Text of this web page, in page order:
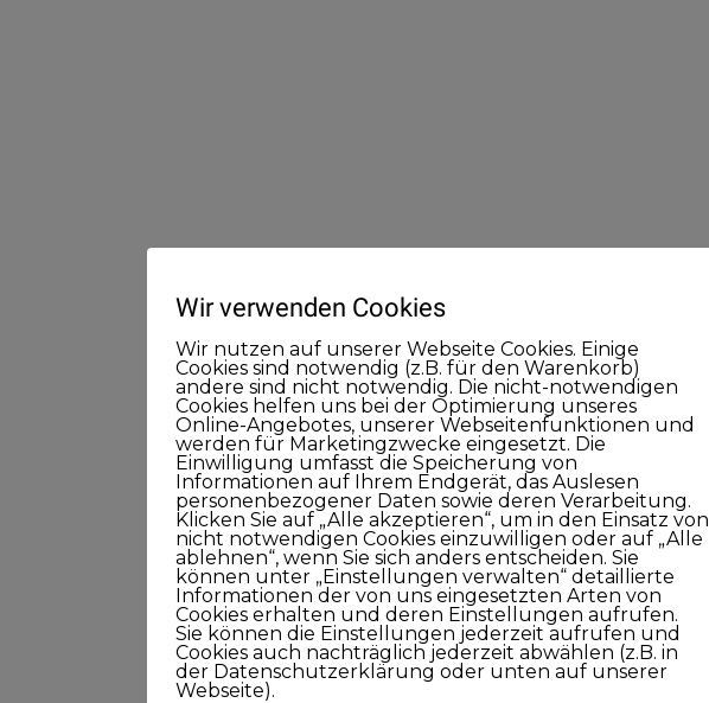
Wir verwenden Cookies
Wir nutzen auf unserer Webseite Cookies. Einige
Cookies sind notwendig (z.B. für den Warenkorb)
andere sind nicht notwendig. Die nicht-notwendigen
Cookies helfen uns bei der Optimierung unseres
Online-Angebotes, unserer Webseitenfunktionen und
werden für Marketingzwecke eingesetzt. Die
Einwilligung umfasst die Speicherung von
Informationen auf Ihrem Endgerät, das Auslesen
personenbezogener Daten sowie deren Verarbeitung.
Klicken Sie auf „Alle akzeptieren“, um in den Einsatz von
nicht notwendigen Cookies einzuwilligen oder auf „Alle
ablehnen“, wenn Sie sich anders entscheiden. Sie
können unter „Einstellungen verwalten“ detaillierte
Informationen der von uns eingesetzten Arten von
Cookies erhalten und deren Einstellungen aufrufen.
Sie können die Einstellungen jederzeit aufrufen und
Cookies auch nachträglich jederzeit abwählen (z.B. in
der Datenschutzerklärung oder unten auf unserer
Webseite).